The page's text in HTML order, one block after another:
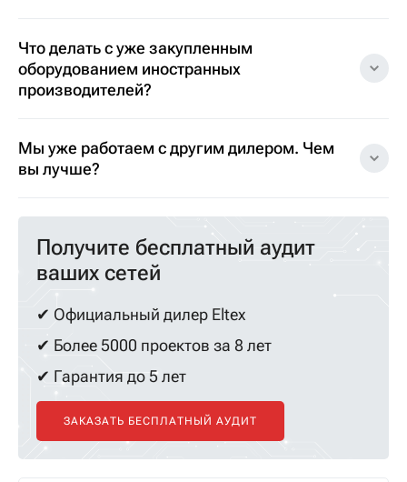
Что делать с уже закупленным
оборудованием иностранных
производителей?
Мы уже работаем с другим дилером. Чем
вы лучше?
Получите бесплатный аудит
ваших сетей
✔ Официальный дилер Eltex
✔ Более 5000 проектов за 8 лет
✔ Гарантия до 5 лет
ЗАКАЗАТЬ БЕСПЛАТНЫЙ АУДИТ